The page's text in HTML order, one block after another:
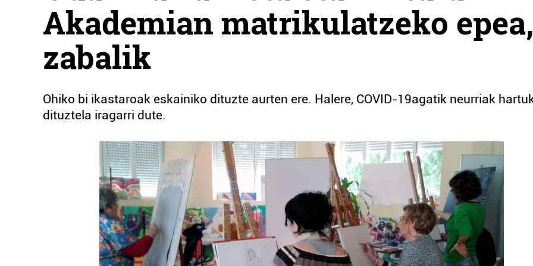
Akademian matrikulatzeko epea,
zabalik
Ohiko bi ikastaroak eskainiko dituzte aurten ere. Halere, COVID-19agatik neurriak
dituztela iragarri dute.